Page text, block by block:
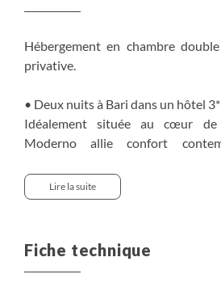
Hébergement en chambre
privative.
• Deux nuits à Bari dans un hôtel 3*
Idéalement située au cœur de
Moderno allie confort
atmosphère élégante, parfaite
toute liberté.
Nichés parmi les célèbres trulli
Lire la suite
Fiche technique